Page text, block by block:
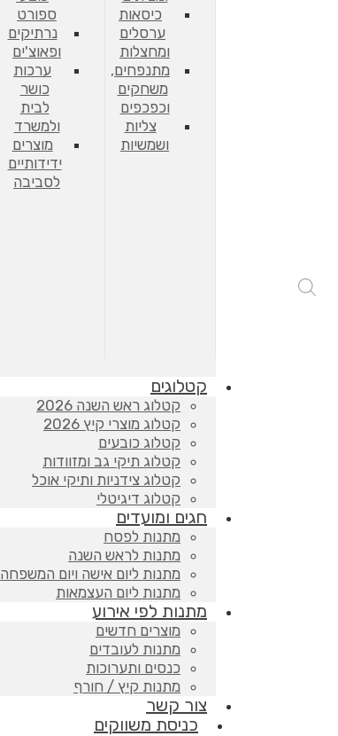
כיסאות
ערסלים
ומחצלות
מתנפחים,
משחקים
וכפכפים
צליות
ושמשיות
ספורט
נרתיקים
ופאוצ'ים
ערכות
כושר
לבית
ולמשרד
מוצרים
ידידותיים
לסביבה
קטלוגים
קטלוג ראש השנה 2026
קטלוג מוצרי קיץ 2026
קטלוג כובעים
קטלוג תיקי גב ומזוודות
קטלוג צידניות ותיקי אוכל
קטלוג דיגיטלי
חגים ומועדים
מתנות לפסח
מתנות לראש השנה
מתנות ליום אישה ויום המשפחה
מתנות ליום העצמאות
מתנות לפי אירוע
מוצרים חדשים
מתנות לעובדים
כנסים ותערוכות
מתנות קיץ / חורף
צור קשר
כניסת משווקים